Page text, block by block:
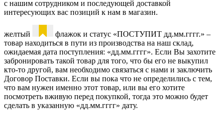
с нашим сотрудником и последующей доставкой
интересующих вас позиций к нам в магазин.
желтый
флажок и статус «ПОСТУПИТ дд.мм.гггг.» –
товар находиться в пути из производства на наш склад,
ожидаемая дата поступления: «дд.мм.гггг». Если Вы захотите
забронировать такой товар для того, что бы его не выкупил
кто-то другой, вам необходимо связаться с нами и заключить
Договор Поставки. Если вы пока что не определились с тем,
что вам нужен именно этот товар, или вы его хотите
посмотреть вживую перед покупкой, тогда это можно будет
сделать в указанную «дд.мм.гггг» дату.